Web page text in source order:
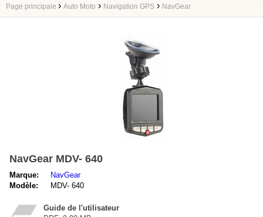
Page principale › Auto Moto › Navigation GPS › NavGear
NavGear MDV- 640
Marque:
NavGear
Modèle:
MDV- 640
Guide de l'utilisateur